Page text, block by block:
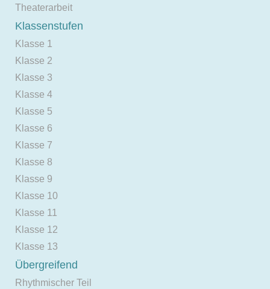
Theaterarbeit
Klassenstufen
Klasse 1
Klasse 2
Klasse 3
Klasse 4
Klasse 5
Klasse 6
Klasse 7
Klasse 8
Klasse 9
Klasse 10
Klasse 11
Klasse 12
Klasse 13
Übergreifend
Rhythmischer Teil